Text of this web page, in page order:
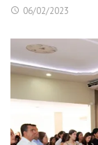
06/02/2023